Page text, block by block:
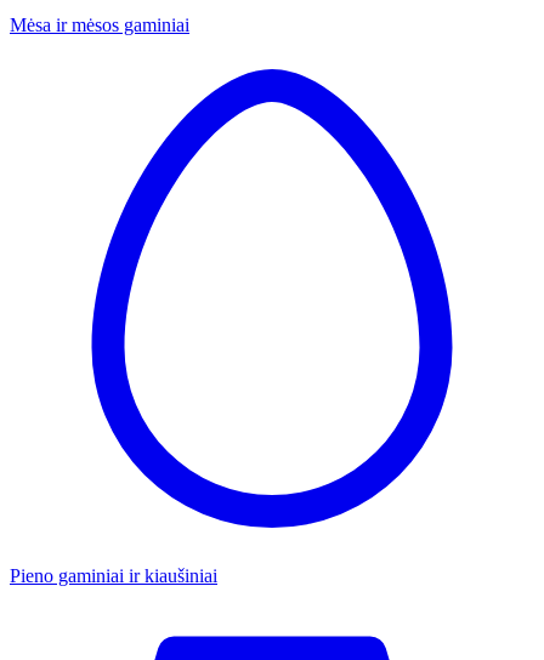
Mėsa ir mėsos gaminiai
Pieno gaminiai ir kiaušiniai